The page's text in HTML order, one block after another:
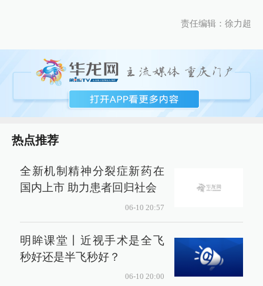
责任编辑：徐力超
热点推荐
全新机制精神分裂症新药在
国内上市 助力患者回归社会
06-10 20:57
明眸课堂丨近视手术是全飞
秒好还是半飞秒好？
06-10 20:00